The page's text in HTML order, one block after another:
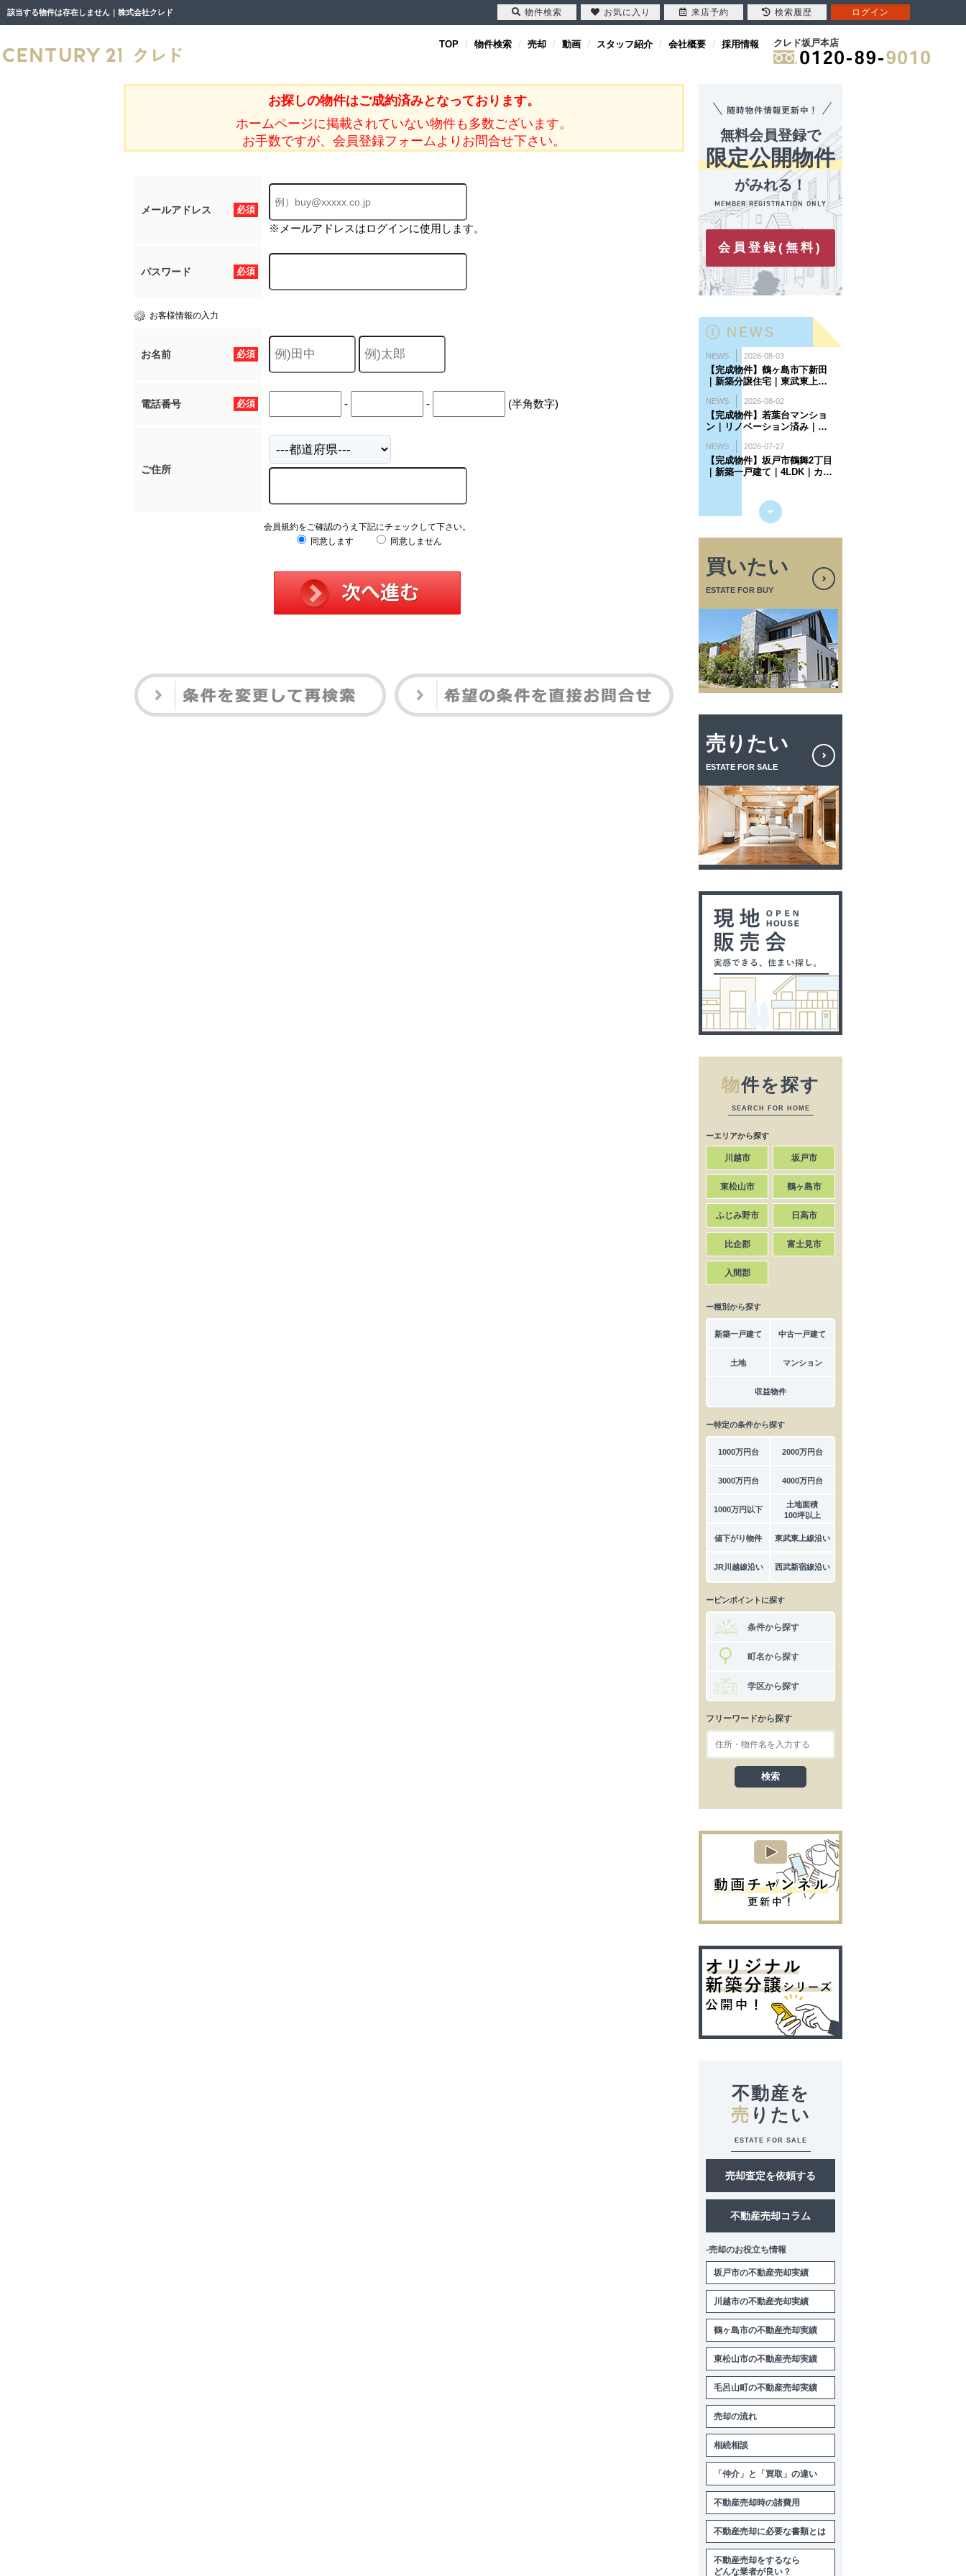
該当する物件は存在しません｜株式会社クレド
TOP 物件検索 売却 動画 スタッフ紹介 会社概要 採用情報 クレド坂戸本店
お探しの物件はご成約済みとなっております。
ホームページに掲載されていない物件も多数ございます。
お手数ですが、会員登録フォームよりお問合せ下さい。
必須
メールアドレス
※メールアドレスはログインに使用します。
必須
パスワード
お客様情報の入力
必須
お名前
必須
電話番号 - - (半角数字)
ご住所
会員規約をご確認のうえ下記にチェックして下さい。
同意します
同意しません
無料会員登録で
限定公開物件
がみれる！
会員登録(無料)
買いたい
ESTATE FOR BUY
売りたい
ESTATE FOR SALE
物件を探す
SEARCH FOR HOME
ーエリアから探す
川越市 坂戸市
東松山市 鶴ヶ島市
ふじみ野市 日高市
比企郡 富士見市
入間郡
ー種別から探す
新築一戸建て 中古一戸建て
土地 マンション
収益物件
ー特定の条件から探す
1000万円台 2000万円台
3000万円台 4000万円台
1000万円以下
土地面積
100坪以上
値下がり物件 東武東上線沿い
JR川越線沿い 西武新宿線沿い
ーピンポイントに探す
条件から探す
町名から探す
学区から探す
フリーワードから探す
不動産を
売 りたい
ESTATE FOR SALE
売却査定を依頼する
不動産売却コラム
-売却のお役立ち情報
坂戸市の不動産売却実績
川越市の不動産売却実績
鶴ヶ島市の不動産売却実績
東松山市の不動産売却実績
毛呂山町の不動産売却実績
売却の流れ
相続相談
「仲介」と「買取」の違い
不動産売却時の諸費用
不動産売却に必要な書類とは
不動産売却をするなら
どんな業者が良い？
物件検索 お気に入り 来店予約 検索履歴 ログイン